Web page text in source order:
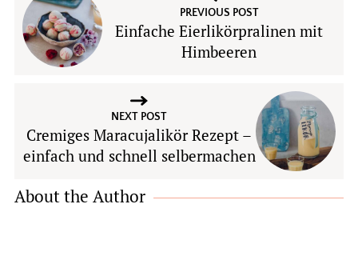
PREVIOUS POST
Einfache Eierlikörpralinen mit
Himbeeren
NEXT POST
Cremiges Maracujalikör Rezept –
einfach und schnell selbermachen
About the Author